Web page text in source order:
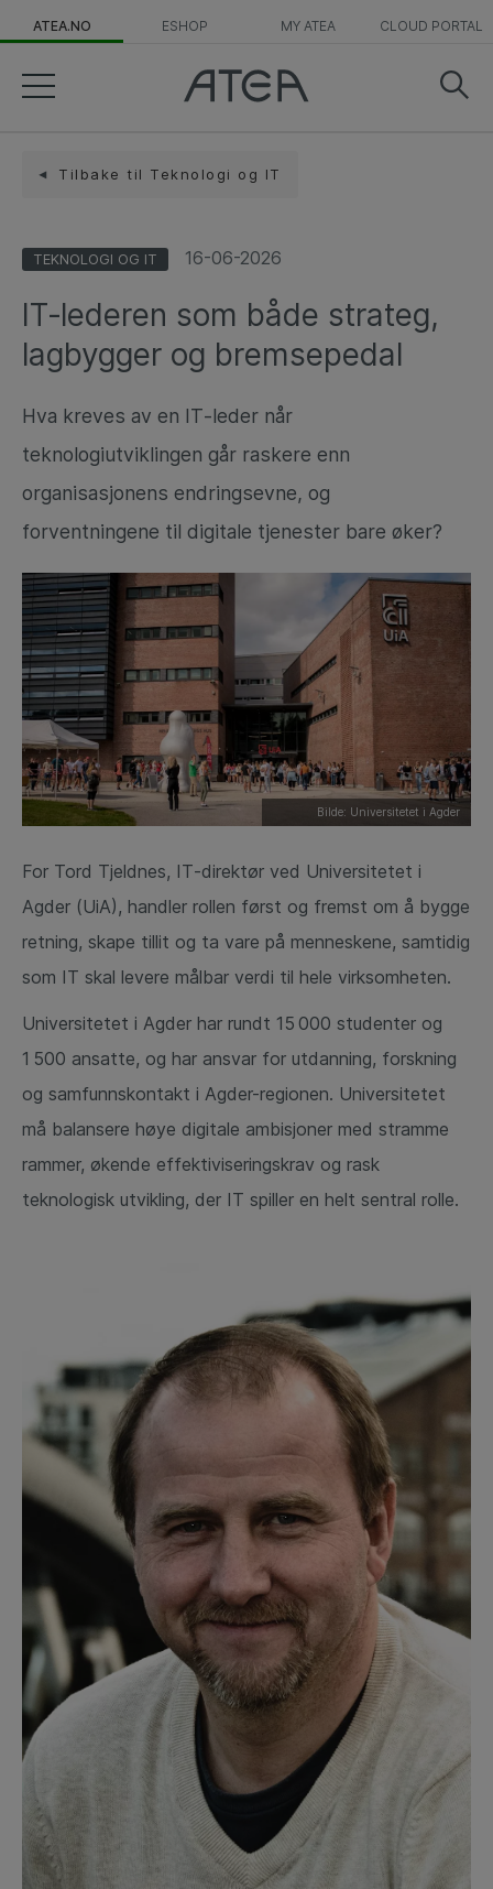
ATEA.NO ESHOP MY ATEA CLOUD PORTAL
Tilbake til Teknologi og IT
TEKNOLOGI OG IT 16-06-2026
IT‑lederen som både strateg,
lagbygger og bremsepedal
Hva kreves av en IT‑leder når
teknologiutviklingen går raskere enn
organisasjonens endringsevne, og
forventningene til digitale tjenester bare øker?
Bilde: Universitetet i Agder
For Tord Tjeldnes, IT‑direktør ved Universitetet i
Agder (UiA), handler rollen først og fremst om å bygge
retning, skape tillit og ta vare på menneskene, samtidig
som IT skal levere målbar verdi til hele virksomheten.
Universitetet i Agder har rundt 15 000 studenter og
1 500 ansatte, og har ansvar for utdanning, forskning
og samfunnskontakt i Agder-regionen. Universitetet
må balansere høye digitale ambisjoner med stramme
rammer, økende effektiviseringskrav og rask
teknologisk utvikling, der IT spiller en helt sentral rolle.